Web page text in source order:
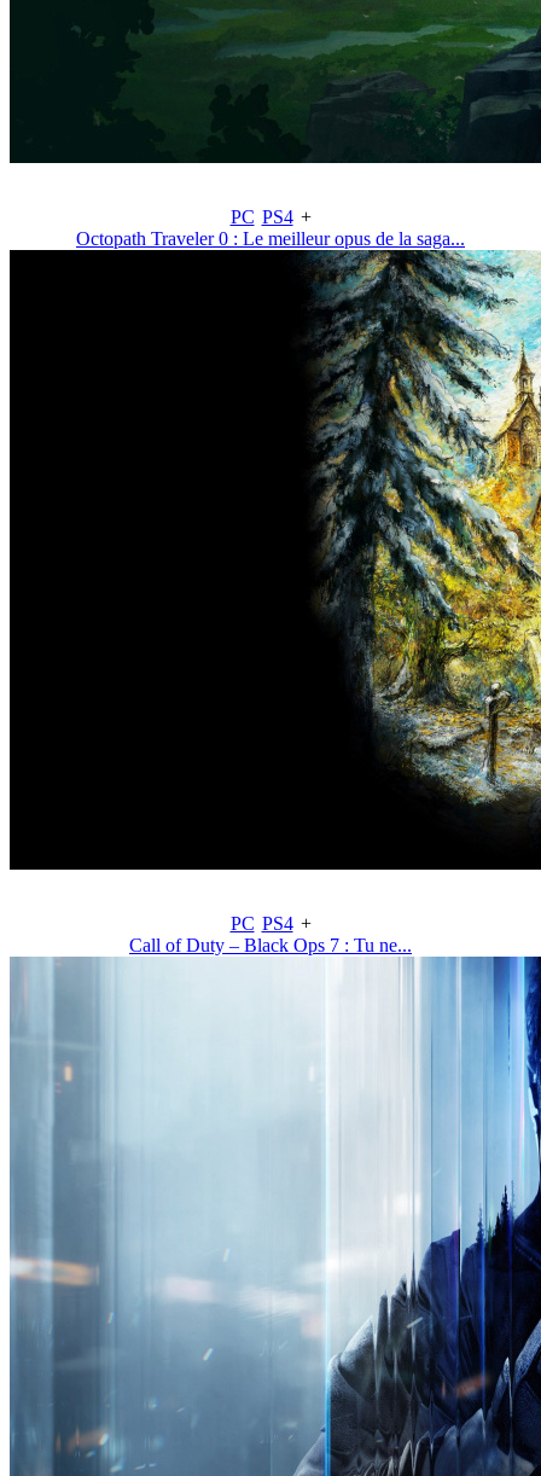
PC PS4 +
Octopath Traveler 0 : Le meilleur opus de la saga...
PC PS4 +
Call of Duty – Black Ops 7 : Tu ne...